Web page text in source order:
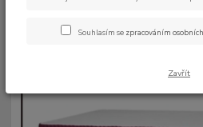
Rautová sukně
73cm, délka
Souhlasím se zpracováním
Zavřít